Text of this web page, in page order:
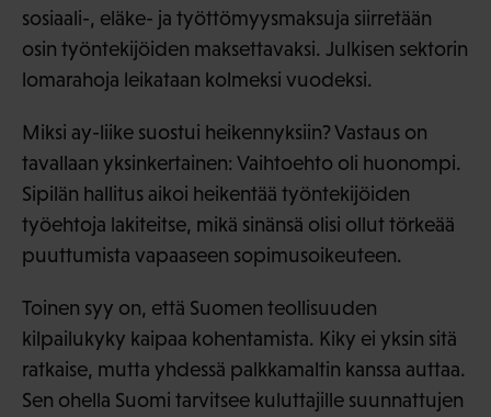
sosiaali-, eläke- ja työttömyysmaksuja siirretään
osin työntekijöiden maksettavaksi. Julkisen sektorin
lomarahoja leikataan kolmeksi vuodeksi.
Miksi ay-liike suostui heikennyksiin? Vastaus on
tavallaan yksinkertainen: Vaihtoehto oli huonompi.
Sipilän hallitus aikoi heikentää työntekijöiden
työehtoja lakiteitse, mikä sinänsä olisi ollut törkeää
puuttumista vapaaseen sopimusoikeuteen.
Toinen syy on, että Suomen teollisuuden
kilpailukyky kaipaa kohentamista. Kiky ei yksin sitä
ratkaise, mutta yhdessä palkkamaltin kanssa auttaa.
Sen ohella Suomi tarvitsee kuluttajille suunnattujen